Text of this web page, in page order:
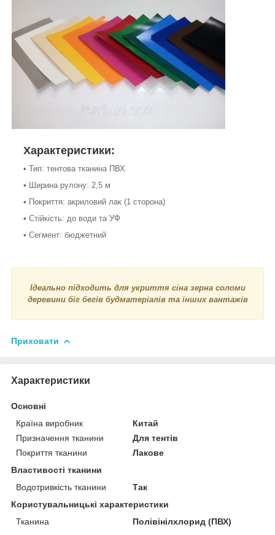
Характеристики:
• Тип: тентова тканина ПВХ
• Ширина рулону: 2,5 м
• Покриття: акриловий лак (1 сторона)
• Стійкість: до води та УФ
• Сегмент: бюджетний
Ідеально підходить для укриття сіна зерна соломи
деревини біг бегів будматеріалів та інших вантажів
Приховати
Характеристики
Основні
Країна виробник
Китай
Призначення тканини
Для тентів
Покриття тканини
Лакове
Властивості тканини
Водотривкість тканини
Так
Користувальницькі характеристики
Тканина
Полівінілхлорид (ПВХ)